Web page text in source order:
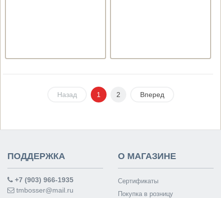
Назад 1 2 Вперед
ПОДДЕРЖКА
+7 (903) 966-1935
tmbosser@mail.ru
О МАГАЗИНЕ
Сертификаты
Покупка в розницу